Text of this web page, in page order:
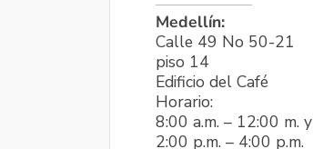
Medellín:
Calle 49 No 50-21
piso 14
Edificio del Café
Horario:
8:00 a.m. – 12:00 m. y
2:00 p.m. – 4:00 p.m.